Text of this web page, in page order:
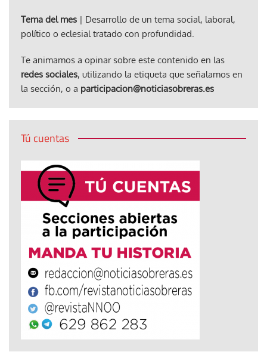
Tema del mes | Desarrollo de un tema social, laboral,
político o eclesial tratado con profundidad.
Te animamos a opinar sobre este contenido en las
redes sociales, utilizando la etiqueta que señalamos en
la sección, o a participacion@noticiasobreras.es
Tú cuentas